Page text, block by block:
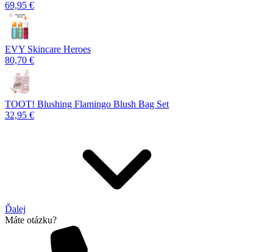
69,95 €
EVY Skincare Heroes
80,70 €
TOOT! Blushing Flamingo Blush Bag Set
32,95 €
Ďalej
Máte otázku?